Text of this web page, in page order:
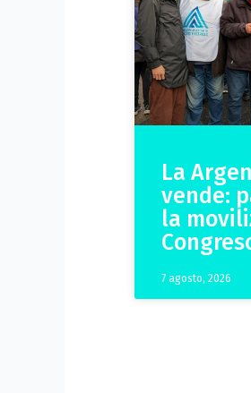
La
vende:
la
7 agosto, 2026